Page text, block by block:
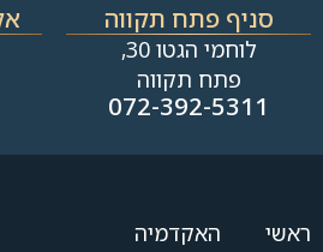
סניף פתח תקווה
לוחמי הגטו 30,
פתח תקווה
072-392-5311
ראשי
האקדמיה